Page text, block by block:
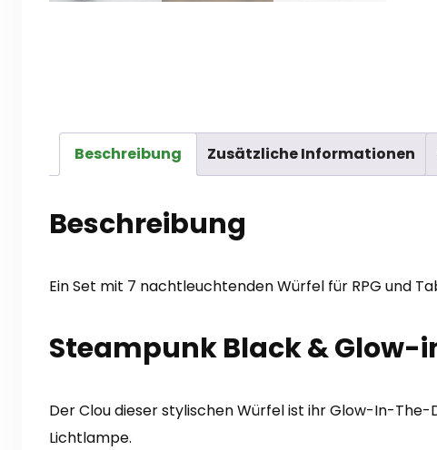
Beschreibung Zusätzliche Informationen
Beschreibung
Ein Set mit 7 nachtleuchtenden Würfel für RPG und
Steampunk Black &
Der Clou dieser stylischen Würfel ist ihr Glow-In-
Lichtlampe.